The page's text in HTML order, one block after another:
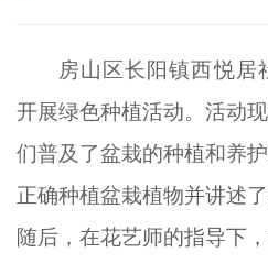
未成年人思想道德建设
榜样人物
身边好人
文明评论
房山区长阳镇西悦居
开展绿色种植活动。活动
们普及了盆栽的种植和养
正确种植盆栽植物并讲述
随后，在花艺师的指导下